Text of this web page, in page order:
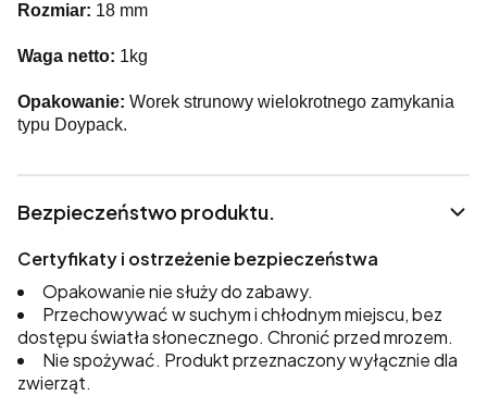
Rozmiar: 18 mm
Waga netto: 1kg
Opakowanie: Worek strunowy wielokrotnego zamykania
typu Doypack.
Bezpieczeństwo produktu.
Certyfikaty i ostrzeżenie bezpieczeństwa
Opakowanie nie służy do zabawy.
Przechowywać w suchym i chłodnym miejscu, bez
dostępu światła słonecznego. Chronić przed mrozem.
Nie spożywać. Produkt przeznaczony wyłącznie dla
zwierząt.